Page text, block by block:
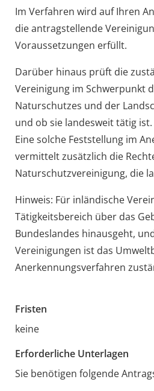
Im Verfahren wird auf Ihren
die antragstellende
Voraussetzungen erfüllt.
Darüber hinaus prüft die
Vereinigung im Schwerpunkt
Naturschutzes und der
und ob sie landesweit tätig ist.
Eine solche Feststellung im
vermittelt zusätzlich die
Naturschutzvereinigung, die
Hinweis: Für inländische
Tätigkeitsbereich über das
Bundeslandes hinausgeht,
Vereinigungen ist das
Anerkennungsverfahren
Fristen
keine
Erforderliche Unterlagen
Sie benötigen folgende